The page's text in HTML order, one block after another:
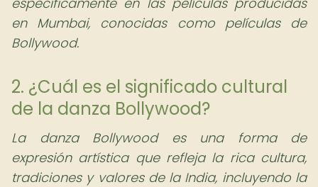
en Mumbai, conocidas como películas de
Bollywood.
2. ¿Cuál es el significado cultural
de la danza Bollywood?
La danza Bollywood es una forma de
expresión artística que refleja la rica cultura,
tradiciones y valores de la India, incluyendo la